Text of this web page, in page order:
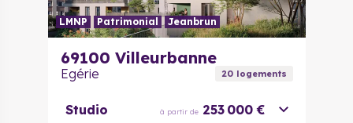
LMNP Patrimonial Jeanbrun
69100 Villeurbanne
Egérie 20logements
Studio à partir de 253 000 €